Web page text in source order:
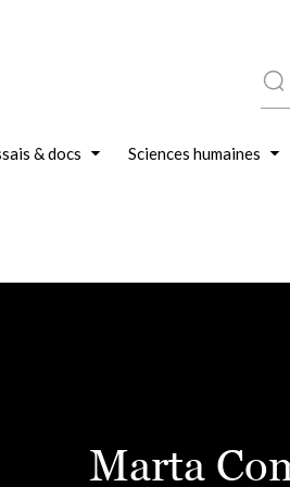
& docs Sciences humaines
Marta